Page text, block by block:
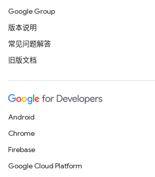
Google Group
版本说明
常见问题解答
旧版文档
Android
Chrome
Firebase
Google Cloud Platform